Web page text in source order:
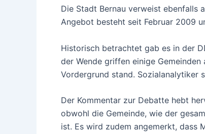
Die Stadt Bernau verweist ebenfalls
Angebot besteht seit Februar 2009
Historisch betrachtet gab es in der
der Wende griffen einige
Vordergrund stand. Sozialanalytiker
Der Kommentar zur Debatte hebt
obwohl die Gemeinde, wie der
ist. Es wird zudem angemerkt, dass